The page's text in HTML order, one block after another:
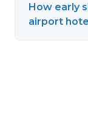
How early
airport